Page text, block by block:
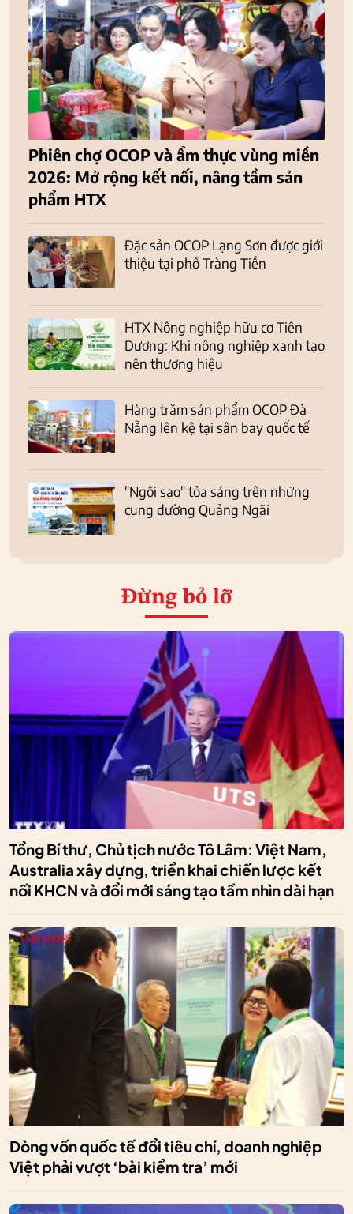
Phiên chợ OCOP và ẩm thực vùng miền
2026: Mở rộng kết nối, nâng tầm sản
phẩm HTX
Đặc sản OCOP Lạng Sơn được giới
thiệu tại phố Tràng Tiền
HTX Nông nghiệp hữu cơ Tiên
Dương: Khi nông nghiệp xanh tạo
nên thương hiệu
Hàng trăm sản phẩm OCOP Đà
Nẵng lên kệ tại sân bay quốc tế
"Ngôi sao" tỏa sáng trên những
cung đường Quảng Ngãi
Đừng bỏ lỡ
Tổng Bí thư, Chủ tịch nước Tô Lâm: Việt Nam,
Australia xây dựng, triển khai chiến lược kết
nối KHCN và đổi mới sáng tạo tầm nhìn dài hạn
Dòng vốn quốc tế đổi tiêu chí, doanh nghiệp
Việt phải vượt ‘bài kiểm tra’ mới